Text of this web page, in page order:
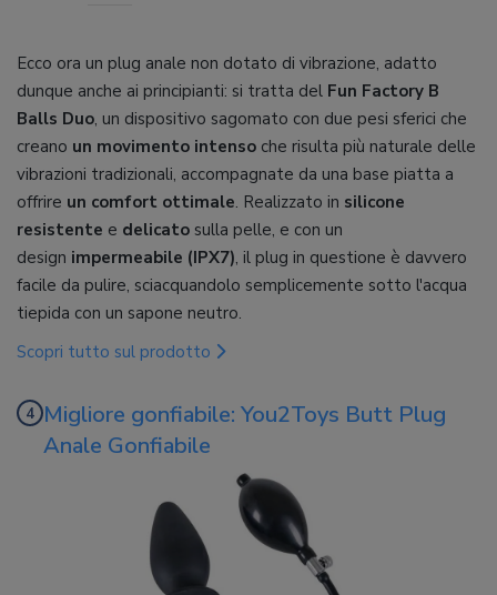
Ecco ora un plug anale non dotato di vibrazione, adatto
dunque anche ai principianti: si tratta del Fun Factory B
Balls Duo, un dispositivo sagomato con due pesi sferici che
creano un movimento intenso che risulta più naturale delle
vibrazioni tradizionali, accompagnate da una base piatta a
offrire un comfort ottimale. Realizzato in silicone
resistente e delicato sulla pelle, e con un
design impermeabile (IPX7), il plug in questione è davvero
facile da pulire, sciacquandolo semplicemente sotto l'acqua
tiepida con un sapone neutro.
Scopri tutto sul prodotto
Migliore gonfiabile: You2Toys Butt Plug
Anale Gonfiabile